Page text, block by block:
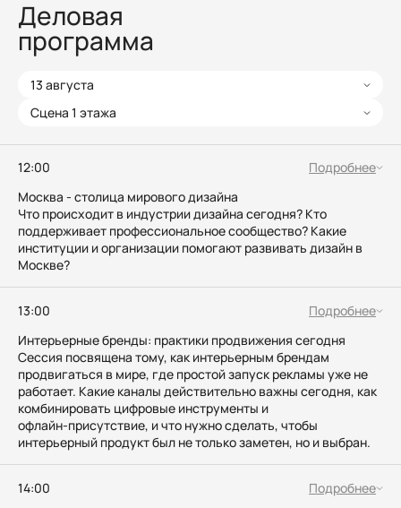
Деловая
программа
13 августа
Сцена 1 этажа
12:00
Москва - столица мирового дизайна
Что происходит в индустрии дизайна сегодня? Кто
поддерживает профессиональное сообщество? Какие
институции и организации помогают развивать дизайн в
Москве?
Подробнее
13:00
Интерьерные бренды: практики продвижения сегодня
Сессия посвящена тому, как интерьерным брендам
продвигаться в мире, где простой запуск рекламы уже не
работает. Какие каналы действительно важны сегодня, как
комбинировать цифровые инструменты и
офлайн‑присутствие, и что нужно сделать, чтобы
интерьерный продукт был не только заметен, но и выбран.
Подробнее
14:00
Подробнее